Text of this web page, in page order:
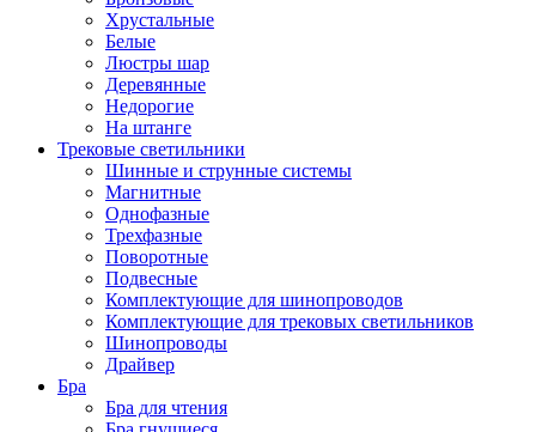
Хрустальные
Белые
Люстры шар
Деревянные
Недорогие
На штанге
Трековые светильники
Шинные и струнные системы
Магнитные
Однофазные
Трехфазные
Поворотные
Подвесные
Комплектующие для шинопроводов
Комплектующие для трековых светильников
Шинопроводы
Драйвер
Бра
Бра для чтения